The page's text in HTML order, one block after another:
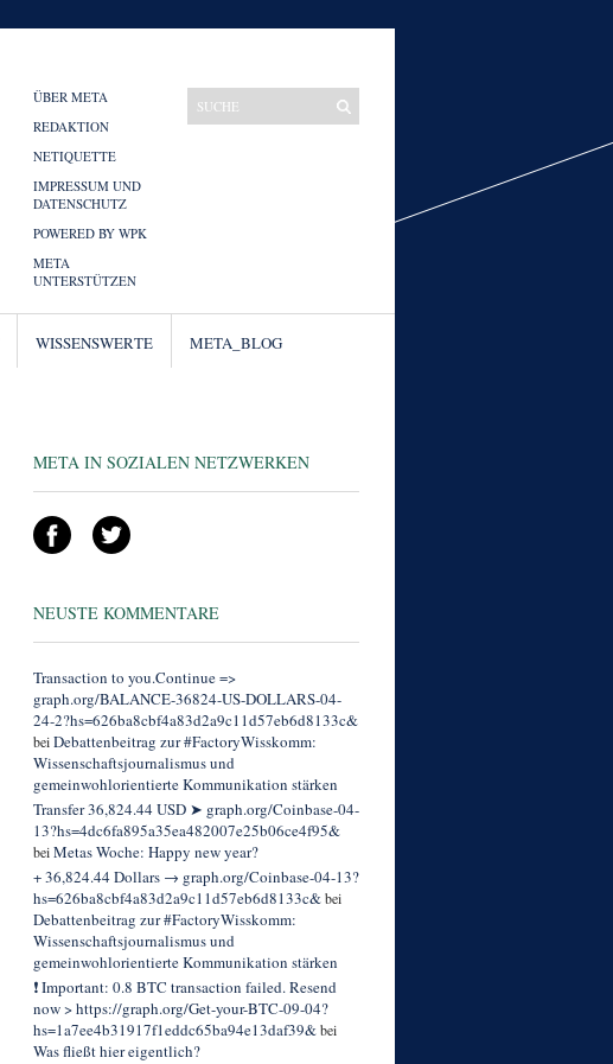
ÜBER META
REDAKTION
NETIQUETTE
IMPRESSUM UND
DATENSCHUTZ
POWERED BY WPK
META
UNTERSTÜTZEN
WISSENSWERTE META_BLOG
META IN SOZIALEN NETZWERKEN
NEUSTE KOMMENTARE
Transaction to you.Continue =>
graph.org/BALANCE-36824-US-DOLLARS-04-
24-2?hs=626ba8cbf4a83d2a9c11d57eb6d8133c&
beiDebattenbeitrag zur #FactoryWisskomm:
Wissenschaftsjournalismus und
gemeinwohlorientierte Kommunikation stärken
Transfer 36,824.44 USD ➤ graph.org/Coinbase-04-
13?hs=4dc6fa895a35ea482007e25b06ce4f95&
beiMetas Woche: Happy new year?
+ 36,824.44 Dollars → graph.org/Coinbase-04-13?
hs=626ba8cbf4a83d2a9c11d57eb6d8133c&bei
Debattenbeitrag zur #FactoryWisskomm:
Wissenschaftsjournalismus und
gemeinwohlorientierte Kommunikation stärken
❗ Important: 0.8 BTC transaction failed. Resend
now > https://graph.org/Get-your-BTC-09-04?
hs=1a7ee4b31917f1eddc65ba94e13daf39&bei
Was fließt hier eigentlich?